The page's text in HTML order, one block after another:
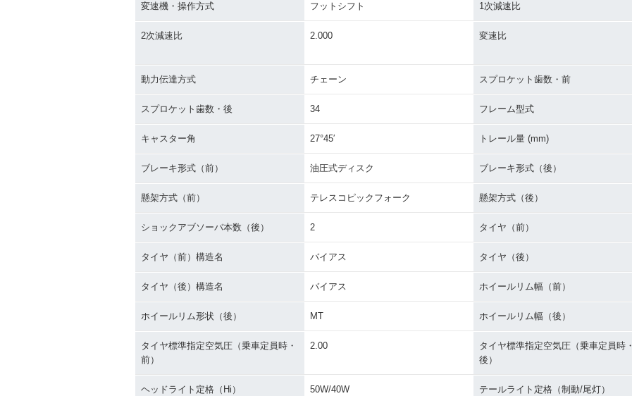
変速機・操作方式 フットシフト 1次減速比
2次減速比 2.000 変速比
動力伝達方式 チェーン スプロケット歯数・前
スプロケット歯数・後 34 フレーム型式
キャスター角 27°45′ トレール量 (mm)
ブレーキ形式（前） 油圧式ディスク ブレーキ形式（後）
懸架方式（前） テレスコピックフォーク 懸架方式（後）
ショックアブソーバ本数（後） 2 タイヤ（前）
タイヤ（前）構造名 バイアス タイヤ（後）
タイヤ（後）構造名 バイアス ホイールリム幅（前）
ホイールリム形状（後） MT ホイールリム幅（後）
タイヤ標準指定空気圧（乗車定員時・
前）
2.00
タイヤ標準指定空気圧（乗車定員時・
後）
ヘッドライト定格（Hi） 50W/40W テールライト定格（制動/尾灯）